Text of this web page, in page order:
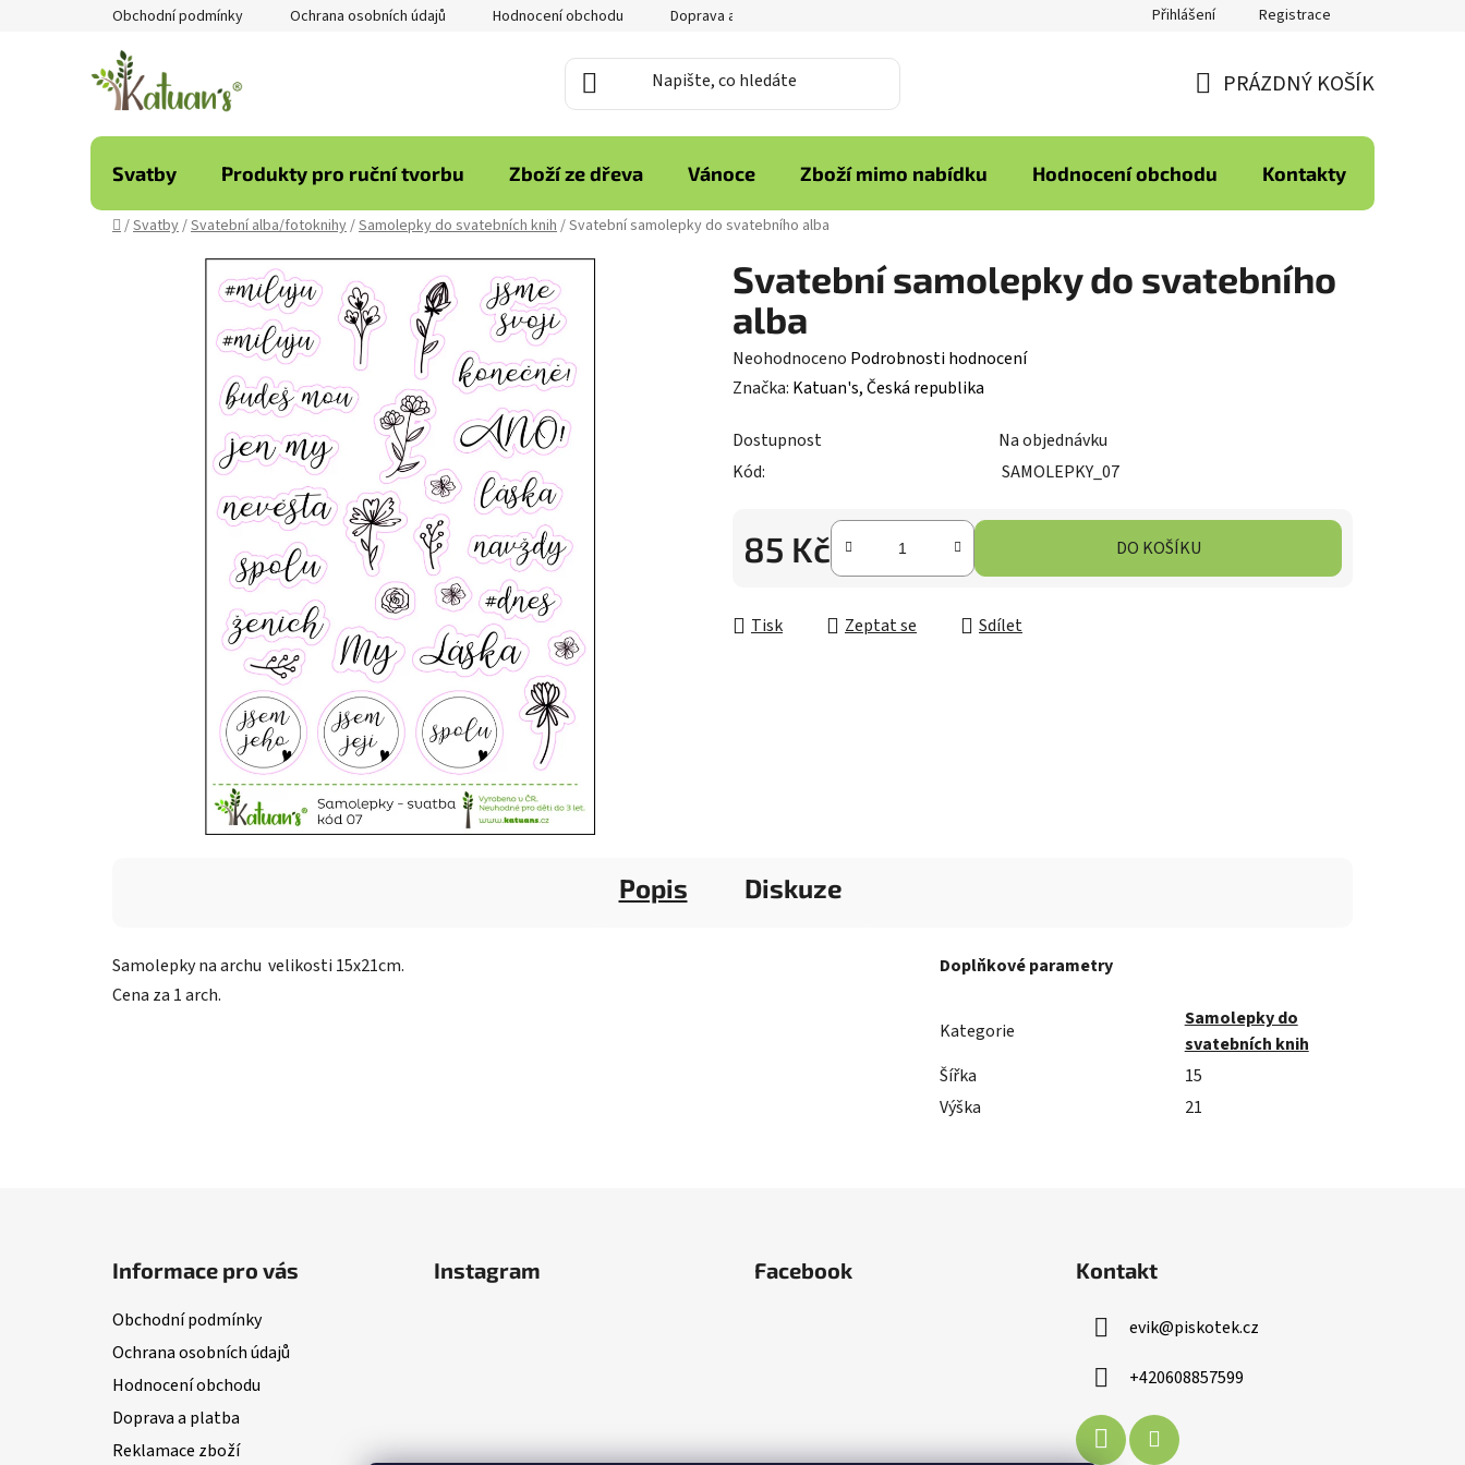
Obchodní podmínky Ochrana osobních údajů Hodnocení obchodu Doprava a platba Přihlášení Registrace
KOŠÍK
PRÁZDNÝ KOŠÍK
Svatby Produkty pro ruční tvorbu Zboží ze dřeva Vánoce Zboží mimo nabídku Hodnocení obchodu Kontakty
Domů
/Svatby/Svatební alba/fotoknihy/Samolepky do svatebních knih/Svatební samolepky do svatebního alba
Svatební samolepky do svatebního
alba
Průměrné
hodnocení
je
0,0
hvězdiček.
Neohodnoceno Podrobnosti hodnocení
Značka: Katuan's, Česká republika
Dostupnost
Na objednávku
Kód:
SAMOLEPKY_07
85 Kč DO KOŠÍKU
Tisk Zeptat se Sdílet
Popis Diskuze
Samolepky na archu velikosti 15x21cm.
Cena za 1 arch.
Doplňkové parametry
Kategorie
Samolepky do
svatebních knih
Šířka
15
Výška
21
Informace pro vás
Obchodní podmínky
Ochrana osobních údajů
Hodnocení obchodu
Doprava a platba
Reklamace zboží
Instagram Facebook Kontakt
evik@piskotek.cz
+420608857599